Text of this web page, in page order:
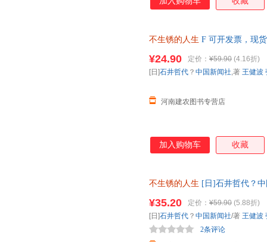
不生锈的人生 F 可开发票，现
¥24.90 定价： ¥59.90 (4.16折)
河南建农图书专营店
[日]石井哲代 ？ 中国新闻社,著 王健波
加入购物车 收藏
不生锈的人生 [日]石井哲代？
¥35.20 定价： ¥59.90 (5.88折)
2条评论
[日]石井哲代 ？ 中国新闻社/著 王健波